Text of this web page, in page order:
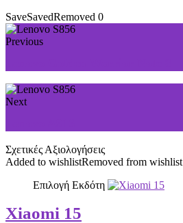
SaveSavedRemoved 0
Previous
Next
Σχετικές Αξιολογήσεις
Added to wishlistRemoved from wishlist
Επιλογή Εκδότη
Xiaomi 15